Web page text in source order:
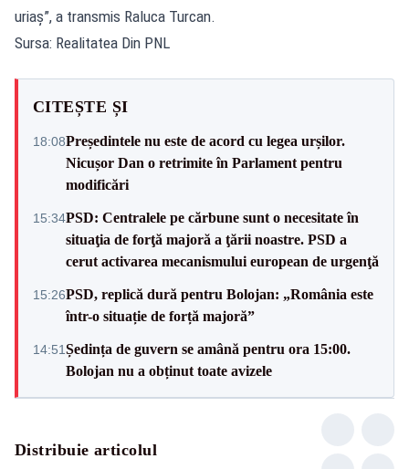
uriaș”, a transmis Raluca Turcan.
Sursa: Realitatea Din PNL
CITEȘTE ȘI
18:08Președintele nu este de acord cu legea urșilor.
Nicușor Dan o retrimite în Parlament pentru
modificări
15:34PSD: Centralele pe cărbune sunt o necesitate în
situaţia de forţă majoră a ţării noastre. PSD a
cerut activarea mecanismului european de urgenţă
15:26PSD, replică dură pentru Bolojan: „România este
într-o situație de forță majoră”
14:51Ședința de guvern se amână pentru ora 15:00.
Bolojan nu a obținut toate avizele
Distribuie articolul